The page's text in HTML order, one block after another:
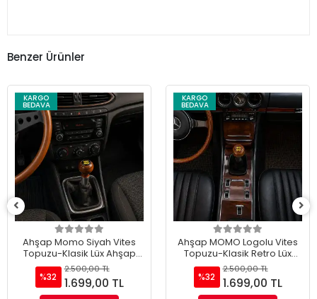
Benzer Ürünler
KARGO
BEDAVA
Ahşap Momo Siyah Vites
Topuzu-Klasik Lüx Ahşap
Vites Topuzu
%32
2.500,00 TL
1.699,00 TL
KARGO
BEDAVA
Ahşap MOMO Logolu Vites
Topuzu-Klasik Retro Lüx
Vites Topuzu
%32
2.500,00 TL
1.699,00 TL